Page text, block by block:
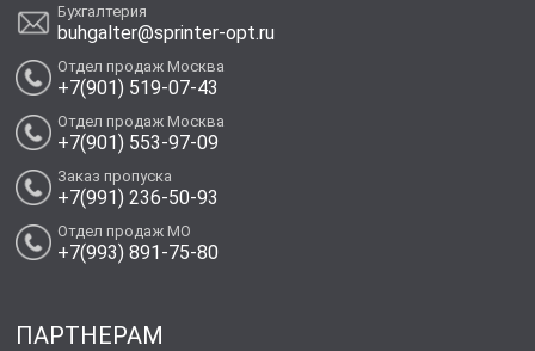
Бухгалтерия
buhgalter@sprinter-opt.ru
Отдел продаж Москва
+7(901) 519-07-43
Отдел продаж Москва
+7(901) 553-97-09
Заказ пропуска
+7(991) 236-50-93
Отдел продаж МО
+7(993) 891-75-80
ПАРТНЕРАМ